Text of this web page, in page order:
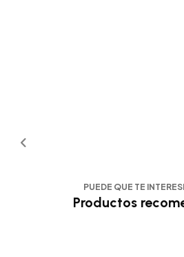
PUEDE QUE TE
Productos